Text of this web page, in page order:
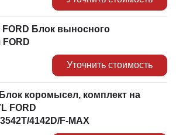
FORD Блок выносного
Уточнить стоимость
Блок коромысел, комплект на
FORD
4142D/F-MAX